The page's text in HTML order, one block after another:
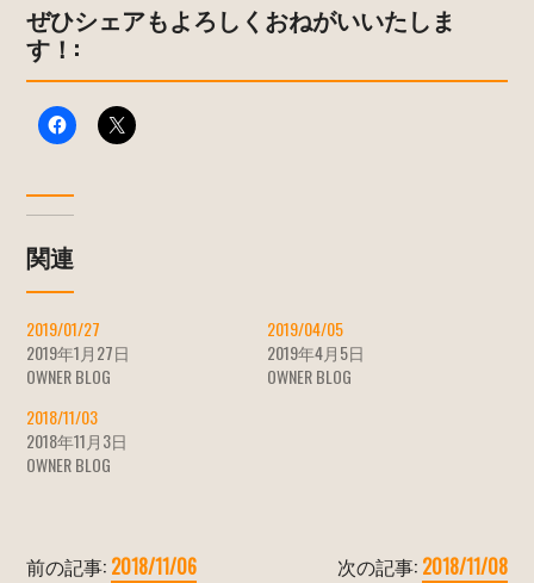
ぜひシェアもよろしくおねがいいたしま
す！:
関連
2019/01/27
2019年1月27日
OWNER BLOG
2019/04/05
2019年4月5日
OWNER BLOG
2018/11/03
2018年11月3日
OWNER BLOG
前の記事: 2018/11/06 次の記事: 2018/11/08